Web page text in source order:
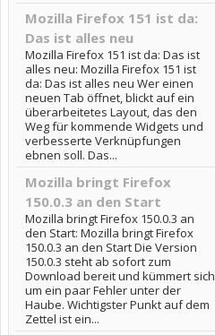
Mozilla Firefox 151 ist da:
Das ist alles neu
Mozilla Firefox 151 ist da: Das ist
alles neu: Mozilla Firefox 151 ist
da: Das ist alles neu Wer einen
neuen Tab öffnet, blickt auf ein
überarbeitetes Layout, das den
Weg für kommende Widgets und
verbesserte Verknüpfungen
ebnen soll. Das...
Mozilla bringt Firefox
150.0.3 an den Start
Mozilla bringt Firefox 150.0.3 an
den Start: Mozilla bringt Firefox
150.0.3 an den Start Die Version
150.0.3 steht ab sofort zum
Download bereit und kümmert sich
um ein paar Fehler unter der
Haube. Wichtigster Punkt auf dem
Zettel ist ein...